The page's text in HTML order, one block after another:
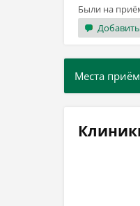
Были на
Места